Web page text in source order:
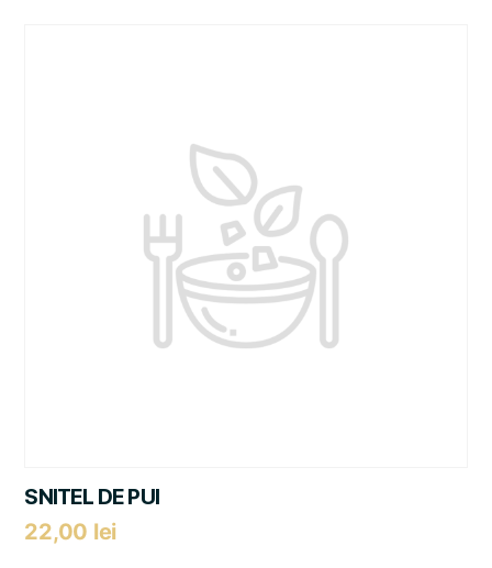
SNITEL DE PUI
22,00 lei